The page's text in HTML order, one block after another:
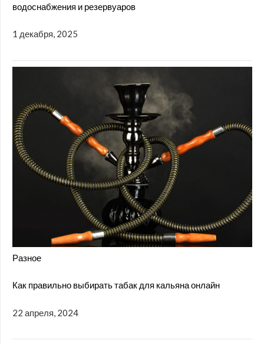
водоснабжения и резервуаров
1 декабря, 2025
Разное
Как правильно выбирать табак для кальяна онлайн
22 апреля, 2024